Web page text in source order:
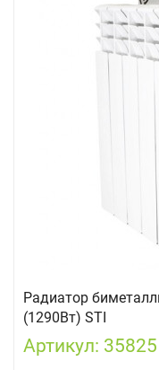
Радиатор
(1290Вт) STI
Артикул: 35825